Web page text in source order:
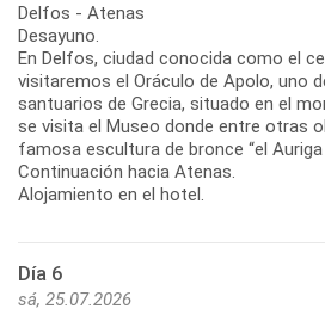
Delfos - Atenas
Desayuno.
En Delfos, ciudad conocida como el
visitaremos el Oráculo de Apolo, uno
santuarios de Grecia, situado en el
se visita el Museo donde entre otras
famosa escultura de bronce “el Auriga
Continuación hacia Atenas.
Alojamiento en el hotel.
Día 6
sá, 25.07.2026